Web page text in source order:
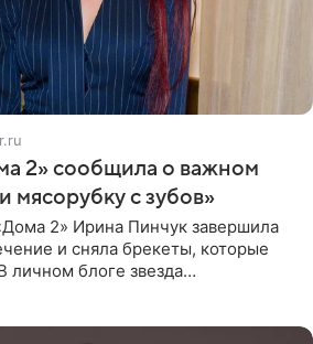
2» сообщила о важном
мясорубку с зубов»
2» Ирина Пинчук завершила
и сняла брекеты, которые
личном блоге звезда